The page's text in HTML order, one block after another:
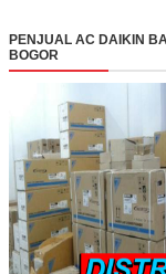
PENJUAL AC DAIKIN
BOGOR